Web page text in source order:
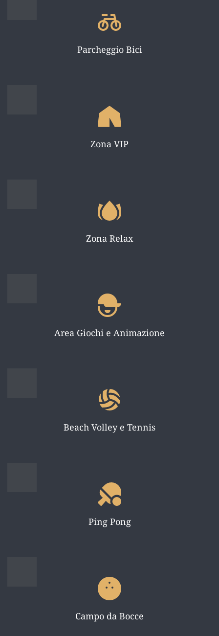
Parcheggio Bici
Zona VIP
Zona Relax
Area Giochi e Animazione
Beach Volley e Tennis
Ping Pong
Campo da Bocce